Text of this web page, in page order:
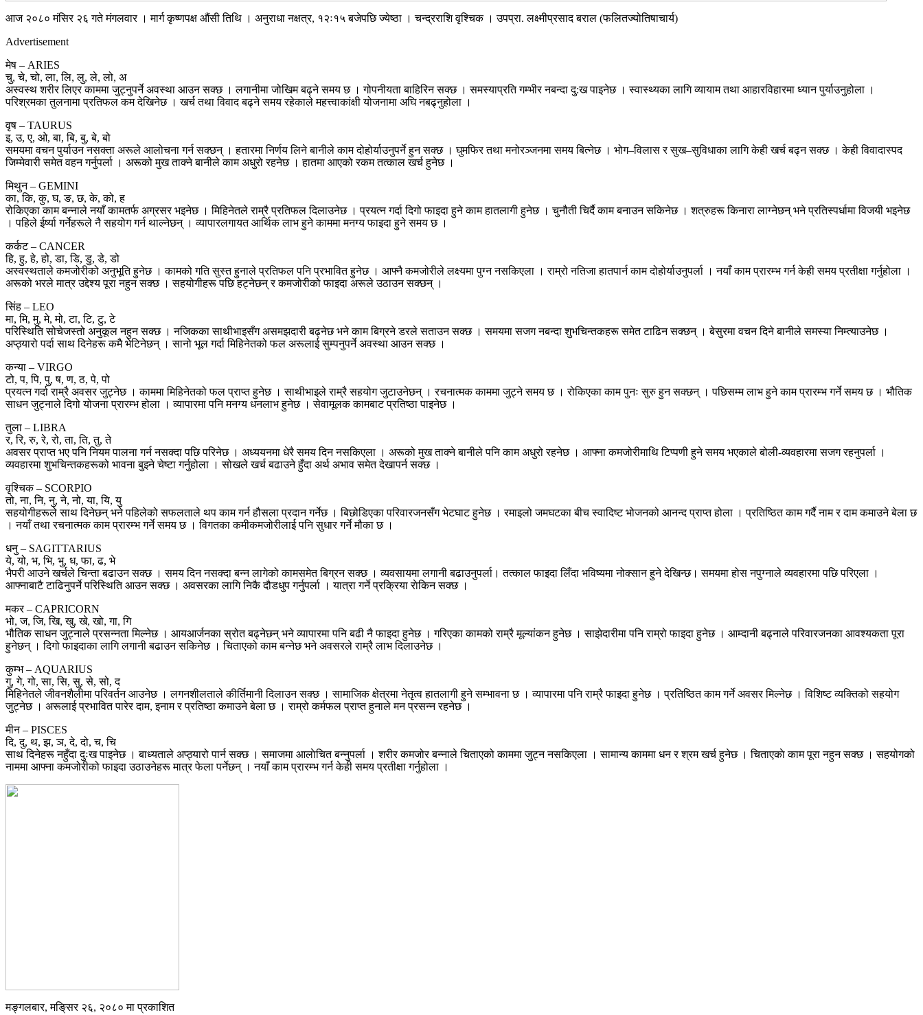
आज २०८० मंसिर २६ गते मंगलवार । मार्ग कृष्णपक्ष औंसी तिथि । अनुराधा नक्षत्र, १२ः१५ बजेपछि ज्येष्ठा । चन्द्रराशि वृश्चिक । उपप्रा. लक्ष्मीप्रसाद बराल (फलितज्योतिषाचार्य)
Advertisement
मेष – ARIES
चु, चे, चो, ला, लि, लु, ले, लो, अ
अस्वस्थ शरीर लिएर काममा जुट्नुपर्ने अवस्था आउन सक्छ । लगानीमा जोखिम बढ्ने समय छ । गोपनीयता बाहिरिन सक्छ । समस्याप्रति गम्भीर नबन्दा दु:ख पाइनेछ । स्वास्थ्यका लागि व्यायाम तथा आहारविहारमा ध्यान पुर्याउनुहोला ।
परिश्रमका तुलनामा प्रतिफल कम देखिनेछ । खर्च तथा विवाद बढ्ने समय रहेकाले महत्त्वाकांक्षी योजनामा अघि नबढ्नुहोला ।
वृष – TAURUS
इ, उ, ए, ओ, बा, बि, बु, बे, बो
समयमा वचन पुर्याउन नसक्ता अरूले आलोचना गर्न सक्छन् । हतारमा निर्णय लिने बानीले काम दोहोर्याउनुपर्ने हुन सक्छ । घुमफिर तथा मनोरञ्जनमा समय बित्नेछ । भोग–विलास र सुख–सुविधाका लागि केही खर्च बढ्न सक्छ । केही विवादास्पद
जिम्मेवारी समेत वहन गर्नुपर्ला । अरूको मुख ताक्ने बानीले काम अधुरो रहनेछ । हातमा आएको रकम तत्काल खर्च हुनेछ ।
मिथुन – GEMINI
का, कि, कु, घ, ङ, छ, के, को, ह
रोकिएका काम बन्नाले नयाँ कामतर्फ अग्रसर भइनेछ । मिहिनेतले राम्रै प्रतिफल दिलाउनेछ । प्रयत्न गर्दा दिगो फाइदा हुने काम हातलागी हुनेछ । चुनौती चिर्दै काम बनाउन सकिनेछ । शत्रुहरू किनारा लाग्नेछन् भने प्रतिस्पर्धामा विजयी भइनेछ
। पहिले ईर्ष्या गर्नेहरूले नै सहयोग गर्न थाल्नेछन् । व्यापारलगायत आर्थिक लाभ हुने काममा मनग्य फाइदा हुने समय छ ।
कर्कट – CANCER
हि, हु, हे, हो, डा, डि, डु, डे, डो
अस्वस्थताले कमजोरीको अनुभूति हुनेछ । कामको गति सुस्त हुनाले प्रतिफल पनि प्रभावित हुनेछ । आफ्नै कमजोरीले लक्ष्यमा पुग्न नसकिएला । राम्रो नतिजा हातपार्न काम दोहोर्याउनुपर्ला । नयाँ काम प्रारम्भ गर्न केही समय प्रतीक्षा गर्नुहोला ।
अरूको भरले मात्र उद्देश्य पूरा नहुन सक्छ । सहयोगीहरू पछि हट्नेछन् र कमजोरीको फाइदा अरूले उठाउन सक्छन् ।
सिंह – LEO
मा, मि, मु, मे, मो, टा, टि, टु, टे
परिस्थिति सोचेजस्तो अनुकूल नहुन सक्छ । नजिकका साथीभाइसँग असमझदारी बढ्नेछ भने काम बिग्रने डरले सताउन सक्छ । समयमा सजग नबन्दा शुभचिन्तकहरू समेत टाढिन सक्छन् । बेसुरमा वचन दिने बानीले समस्या निम्त्याउनेछ ।
अप्ठ्यारो पर्दा साथ दिनेहरू कमै भेटिनेछन् । सानो भूल गर्दा मिहिनेतको फल अरूलाई सुम्पनुपर्ने अवस्था आउन सक्छ ।
कन्या – VIRGO
टो, प, पि, पु, ष, ण, ठ, पे, पो
प्रयत्न गर्दा राम्रै अवसर जुट्नेछ । काममा मिहिनेतको फल प्राप्त हुनेछ । साथीभाइले राम्रै सहयोग जुटाउनेछन् । रचनात्मक काममा जुट्ने समय छ । रोकिएका काम पुनः सुरु हुन सक्छन् । पछिसम्म लाभ हुने काम प्रारम्भ गर्ने समय छ । भौतिक
साधन जुट्नाले दिगो योजना प्रारम्भ होला । व्यापारमा पनि मनग्य धनलाभ हुनेछ । सेवामूलक कामबाट प्रतिष्ठा पाइनेछ ।
तुला – LIBRA
र, रि, रु, रे, रो, ता, ति, तु, ते
अवसर प्राप्त भए पनि नियम पालना गर्न नसक्दा पछि परिनेछ । अध्ययनमा धेरै समय दिन नसकिएला । अरूको मुख ताक्ने बानीले पनि काम अधुरो रहनेछ । आफ्ना कमजोरीमाथि टिप्पणी हुने समय भएकाले बोली-व्यवहारमा सजग रहनुपर्ला ।
व्यवहारमा शुभचिन्तकहरूको भावना बुझ्ने चेष्टा गर्नुहोला । सोखले खर्च बढाउने हुँदा अर्थ अभाव समेत देखापर्न सक्छ ।
वृश्चिक – SCORPIO
तो, ना, नि, नु, ने, नो, या, यि, यु
सहयोगीहरूले साथ दिनेछन् भने पहिलेको सफलताले थप काम गर्न हौसला प्रदान गर्नेछ । बिछोडिएका परिवारजनसँग भेटघाट हुनेछ । रमाइलो जमघटका बीच स्वादिष्ट भोजनको आनन्द प्राप्त होला । प्रतिष्ठित काम गर्दै नाम र दाम कमाउने बेला छ
। नयाँ तथा रचनात्मक काम प्रारम्भ गर्ने समय छ । विगतका कमीकमजोरीलाई पनि सुधार गर्ने मौका छ ।
धनु – SAGITTARIUS
ये, यो, भ, भि, भु, ध, फा, ढ, भे
भैपरी आउने खर्चले चिन्ता बढाउन सक्छ । समय दिन नसक्दा बन्न लागेको कामसमेत बिग्रन सक्छ । व्यवसायमा लगानी बढाउनुपर्ला। तत्काल फाइदा लिँदा भविष्यमा नोक्सान हुने देखिन्छ। समयमा होस नपुग्नाले व्यवहारमा पछि परिएला ।
आफ्नाबाटै टाढिनुपर्ने परिस्थिति आउन सक्छ । अवसरका लागि निकै दौडधुप गर्नुपर्ला । यात्रा गर्ने प्रक्रिया राेकिन सक्छ ।
मकर – CAPRICORN
भो, ज, जि, खि, खु, खे, खो, गा, गि
भौतिक साधन जुट्नाले प्रसन्नता मिल्नेछ । आयआर्जनका स्रोत बढ्नेछन् भने व्यापारमा पनि बढी नै फाइदा हुनेछ । गरिएका कामको राम्रै मूल्यांकन हुनेछ । साझेदारीमा पनि राम्रो फाइदा हुनेछ । आम्दानी बढ्नाले परिवारजनका आवश्यकता पूरा
हुनेछन् । दिगो फाइदाका लागि लगानी बढाउन सकिनेछ । चिताएको काम बन्नेछ भने अवसरले राम्रै लाभ दिलाउनेछ ।
कुम्भ – AQUARIUS
गु, गे, गो, सा, सि, सु, से, सो, द
मिहिनेतले जीवनशैलीमा परिवर्तन आउनेछ । लगनशीलताले कीर्तिमानी दिलाउन सक्छ । सामाजिक क्षेत्रमा नेतृत्व हातलागी हुने सम्भावना छ । व्यापारमा पनि राम्रै फाइदा हुनेछ । प्रतिष्ठित काम गर्ने अवसर मिल्नेछ । विशिष्ट व्यक्तिको सहयोग
जुट्नेछ । अरूलाई प्रभावित पारेर दाम, इनाम र प्रतिष्ठा कमाउने बेला छ । राम्रो कर्मफल प्राप्त हुनाले मन प्रसन्न रहनेछ ।
मीन – PISCES
दि, दु, थ, झ, ञ, दे, दो, च, चि
साथ दिनेहरू नहुँदा दुःख पाइनेछ । बाध्यताले अप्ठ्यारो पार्न सक्छ । समाजमा आलाेचित बन्नुपर्ला । शरीर कमजोर बन्नाले चिताएको काममा जुट्न नसकिएला । सामान्य काममा धन र श्रम खर्च हुनेछ । चिताएकाे काम पूरा नहुन सक्छ । सहयोगको
नाममा आफ्ना कमजोरीको फाइदा उठाउनेहरू मात्र फेला पर्नेछन् । नयाँ काम प्रारम्भ गर्न केही समय प्रतीक्षा गर्नुहोला ।
मङ्गलबार, मङि्सर २६, २०८० मा प्रकाशित